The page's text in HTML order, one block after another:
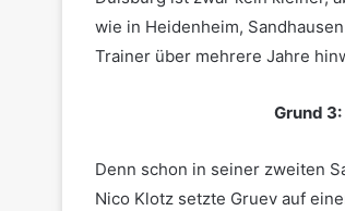
wie in Heidenheim,
Trainer über mehrere Jahre
Grund
Denn schon in seiner zweiten
Nico Klotz setzte Gruev auf